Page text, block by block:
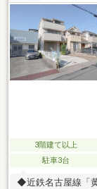
環境！◆南側約
◆「業務スーパー
利な立地も嬉しい
3階建て以上
駐車3台
◆近鉄名古屋線「